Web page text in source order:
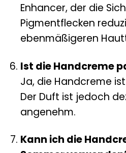
Enhancer, der die
Pigmentflecken
ebenmäßigeren
Ist die Handcreme
Ja, die Handcreme
Der Duft ist jedoch
angenehm.
Kann ich die